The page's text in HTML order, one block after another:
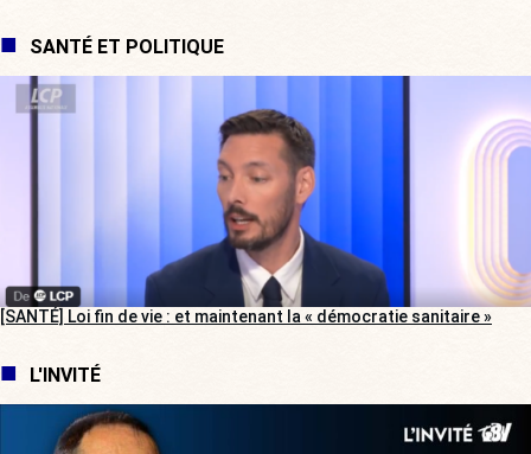
SANTÉ ET POLITIQUE
[SANTÉ] Loi fin de vie : et maintenant la « démocratie sanitaire »
L'INVITÉ